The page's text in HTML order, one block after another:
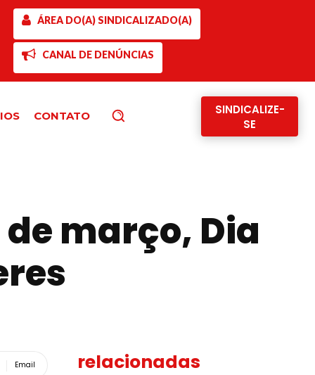
ÁREA DO(A) SINDICALIZADO(A)
CANAL DE DENÚNCIAS
CONTATO
SINDICALIZE-
SE
março, Dia
Email relacionadas